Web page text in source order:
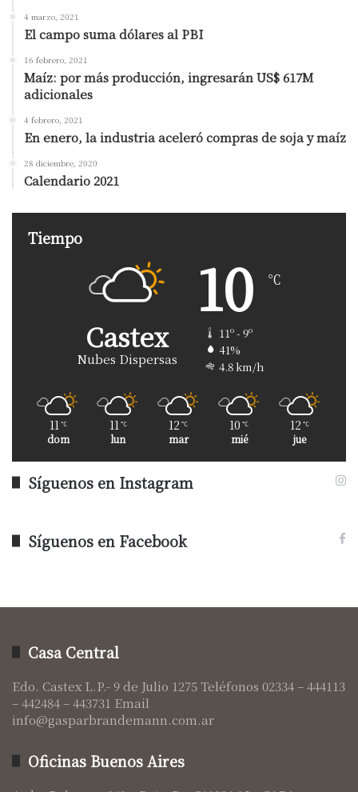
4 marzo, 2021
El campo suma dólares al PBI
16 febrero, 2021
Maíz: por más producción, ingresarán US$ 617M
adicionales
4 febrero, 2021
En enero, la industria aceleró compras de soja y maíz
28 diciembre, 2020
Calendario 2021
Tiempo
Castex
Nubes Dispersas
10 ℃
11º - 9º
41%
4.8 km/h
11 ℃
dom
11 ℃
lun
12 ℃
mar
10 ℃
mié
12 ℃
jue
Síguenos en Instagram
Síguenos en Facebook
Casa Central
Edo. Castex L.P.- 9 de Julio 1275 Teléfonos 02334 – 444113
– 442484 – 443731 Email
info@gasparbrandemann.com.ar
Oficinas Buenos Aires